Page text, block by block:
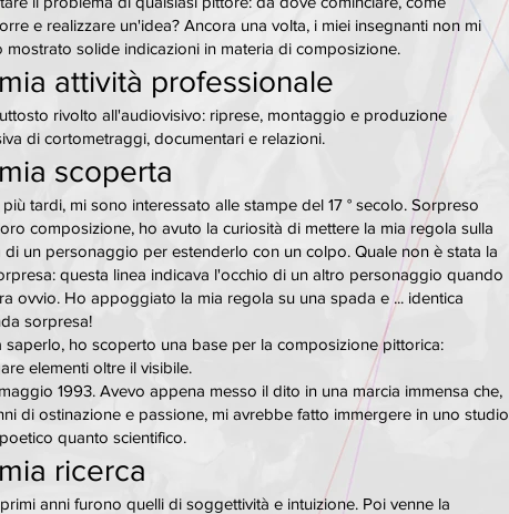
e realizzare un'idea? Ancora una volta, i miei insegnanti non mi
mostrato solide indicazioni in materia di composizione.
attività professionale
rivolto all'audiovisivo: riprese, montaggio e produzione
di cortometraggi, documentari e relazioni.
scoperta
tardi, mi sono interessato alle stampe del 17 ° secolo. Sorpreso
composizione, ho avuto la curiosità di mettere la mia regola sulla
di un personaggio per estenderlo con un colpo. Quale non è stata la
questa linea indicava l'occhio di un altro personaggio quando
ovvio. Ho appoggiato la mia regola su una spada e ... identica
sorpresa!
saperlo, ho scoperto una base per la composizione pittorica:
elementi oltre il visibile.
1993. Avevo appena messo il dito in una marcia immensa che,
di ostinazione e passione, mi avrebbe fatto immergere in uno studio
quanto scientifico.
ricerca
anni furono quelli di soggettività e intuizione. Poi venne la